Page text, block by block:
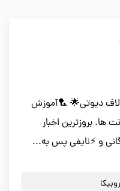
دیوتی🌟 🏸آموزش
ها. بروزترین اخبار
و ⚡نایفی پس به...